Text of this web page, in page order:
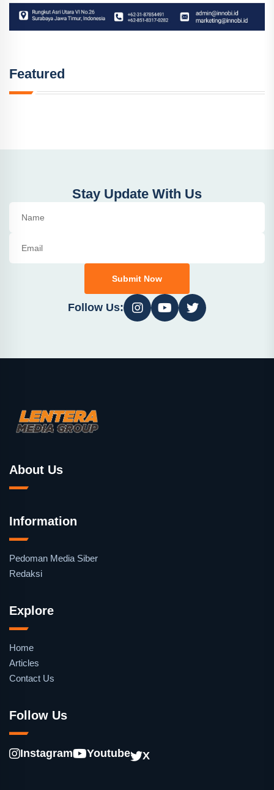
Featured
Stay Update With Us
Submit Now
Follow Us:
About Us
Information
Pedoman Media Siber
Redaksi
Explore
Home
Articles
Contact Us
Follow Us
Instagram Youtube X